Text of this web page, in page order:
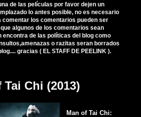
de las películas por favor dejen un
lo antes posible, no es necesario
los comentarios pueden ser
algunos de los comentarios sean
encontra de las políticas del blog como
o razitas seran borrados
gracias ( EL STAFF DE PEELINK ).
Tai Chi (2013)
Man of Tai Chi: